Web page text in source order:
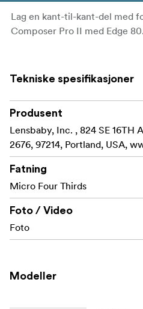
Lag en kant-til-kant-del med
Composer Pro II med Edge 80.
Tekniske spesifikasjoner
Produsent
Lensbaby, Inc. , 824 SE 16TH
2676, 97214, Portland, USA,
Fatning
Micro Four Thirds
Foto / Video
Foto
Modeller